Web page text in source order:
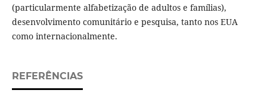
(particularmente alfabetização de adultos e famílias),
desenvolvimento comunitário e pesquisa, tanto nos EUA
como internacionalmente.
REFERÊNCIAS